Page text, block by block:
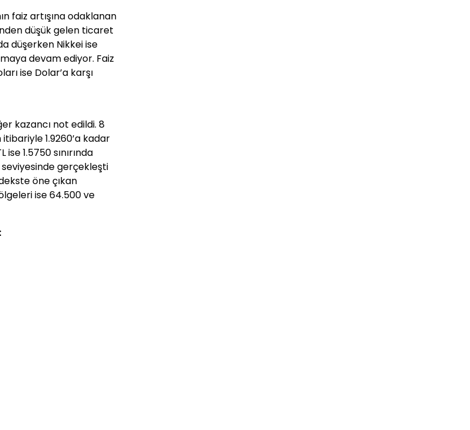
faiz artışına odaklanan
düşük gelen ticaret
düşerken Nikkei ise
devam ediyor. Faiz
ise Dolar’a karşı
kazancı not edildi. 8
itibariyle 1.9260’a kadar
1.5750 sınırında
seviyesinde gerçekleşti
öne çıkan
ise 64.500 ve